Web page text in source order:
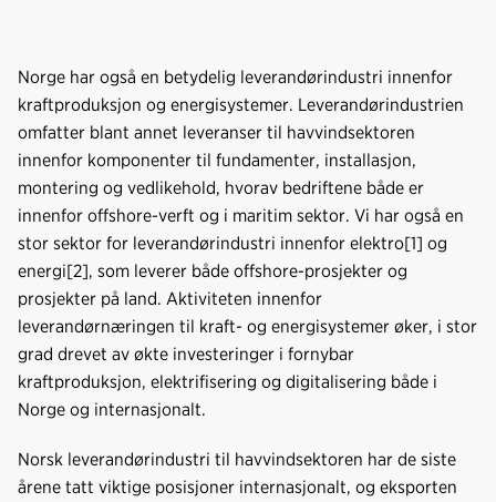
Norge har også en betydelig leverandørindustri innenfor
kraftproduksjon og energisystemer. Leverandørindustrien
omfatter blant annet leveranser til havvindsektoren
innenfor komponenter til fundamenter, installasjon,
montering og vedlikehold, hvorav bedriftene både er
innenfor offshore-verft og i maritim sektor. Vi har også en
stor sektor for leverandørindustri innenfor elektro[1] og
energi[2], som leverer både offshore-prosjekter og
prosjekter på land. Aktiviteten innenfor
leverandørnæringen til kraft- og energisystemer øker, i stor
grad drevet av økte investeringer i fornybar
kraftproduksjon, elektrifisering og digitalisering både i
Norge og internasjonalt.
Norsk leverandørindustri til havvindsektoren har de siste
årene tatt viktige posisjoner internasjonalt, og eksporten